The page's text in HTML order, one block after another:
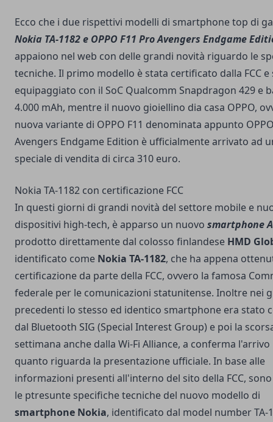
Ecco che i due rispettivi modelli di smartphone top di
Nokia TA-1182 e OPPO F11 Pro Avengers Endgame
appaiono nel web con delle grandi novità riguardo le
tecniche. Il primo modello è stata certificato dalla FCC e
equipaggiato con il SoC Qualcomm Snapdragon 429 e
4.000 mAh, mentre il nuovo gioiellino dia casa OPPO,
nuova variante di OPPO F11 denominata appunto
Avengers Endgame Edition è ufficialmente arrivato ad
speciale di vendita di circa 310 euro.
Nokia TA-1182 con certificazione FCC
In questi giorni di grandi novità del settore mobile e
dispositivi high-tech, è apparso un nuovo smartphone
prodotto direttamente dal colosso finlandese HMD
identificato come Nokia TA-1182, che ha appena
certificazione da parte della FCC, ovvero la famosa
federale per le comunicazioni statunitense. Inoltre nei
precedenti lo stesso ed identico smartphone era stato
dal Bluetooth SIG (Special Interest Group) e poi la
settimana anche dalla Wi-Fi Alliance, a conferma
quanto riguarda la presentazione ufficiale. In base alle
informazioni presenti all'interno del sito della FCC,
le ptresunte specifiche tecniche del nuovo modello di
smartphone Nokia, identificato dal model number TA-